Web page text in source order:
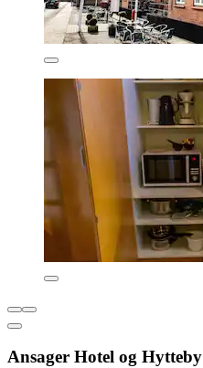
Ansager Hotel og Hytteby